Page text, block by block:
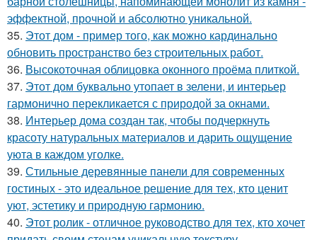
эффектной, прочной и абсолютно уникальной.
35. Этот дом - пример того, как можно кардинально
обновить пространство без строительных работ.
36. Высокоточная облицовка оконного проёма плиткой.
37. Этот дом буквально утопает в зелени, и интерьер
гармонично перекликается с природой за окнами.
38. Интерьер дома создан так, чтобы подчеркнуть
красоту натуральных материалов и дарить ощущение
уюта в каждом уголке.
39. Стильные деревянные панели для современных
гостиных - это идеальное решение для тех, кто ценит
уют, эстетику и природную гармонию.
40. Этот ролик - отличное руководство для тех, кто хочет